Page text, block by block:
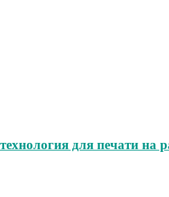
для печати на